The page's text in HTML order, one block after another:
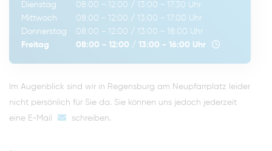
Dienstag
08:00 - 12:00 / 13:00 - 17:30 Uhr
Mittwoch
08:00 - 12:00 / 13:00 - 17:00 Uhr
Donnerstag
08:00 - 12:00 / 13:00 - 18:00 Uhr
Freitag
08:00 - 12:00 / 13:00 - 16:00 Uhr
Im Augenblick sind wir in Regensburg am Neupfarrplatz leider
nicht persönlich für Sie da. Sie können uns jedoch jederzeit
eine E-Mail
schreiben.